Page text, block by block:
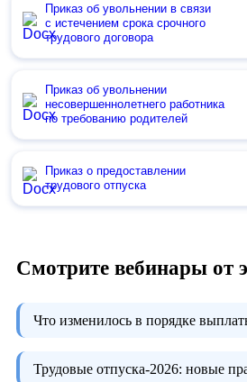
Приказ об увольнении в связи
с истечением срока срочного
трудового договора
Приказ об увольнении
несовершеннолетнего работника
по требованию родителей
Приказ о предоставлении
трудового отпуска
Смотрите вебинары от
Что изменилось в порядке
Трудовые отпуска-2026: новые